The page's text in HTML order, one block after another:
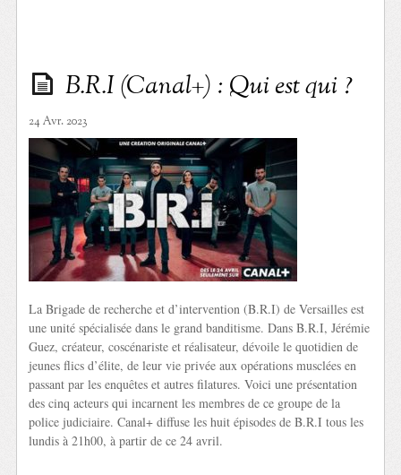
B.R.I (Canal+) : Qui est qui ?
24 Avr. 2023
La Brigade de recherche et d’intervention (B.R.I) de Versailles est
une unité spécialisée dans le grand banditisme. Dans B.R.I, Jérémie
Guez, créateur, coscénariste et réalisateur, dévoile le quotidien de
jeunes flics d’élite, de leur vie privée aux opérations musclées en
passant par les enquêtes et autres filatures. Voici une présentation
des cinq acteurs qui incarnent les membres de ce groupe de la
police judiciaire. Canal+ diffuse les huit épisodes de B.R.I tous les
lundis à 21h00, à partir de ce 24 avril.